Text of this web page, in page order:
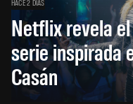
HACE 2 DÍAS
Netflix revela
serie inspirada
Casán